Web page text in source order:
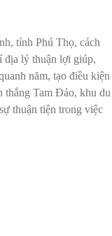
tỉnh Phú Thọ, cách
địa lý thuận lợi giúp,
năm, tạo điều kiện
thắng Tam Đảo, khu du
thuận tiện trong việc